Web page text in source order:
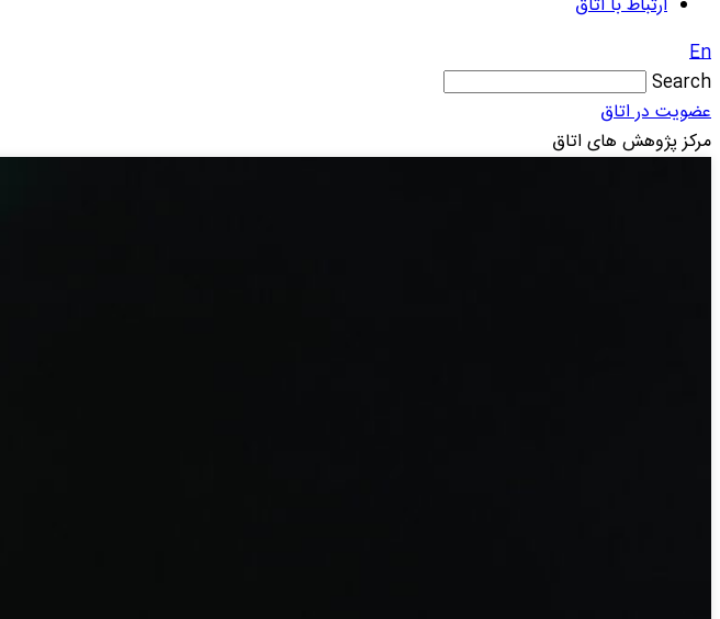
En
Search
عضویت در اتاق
مرکز پژوهش های اتاق